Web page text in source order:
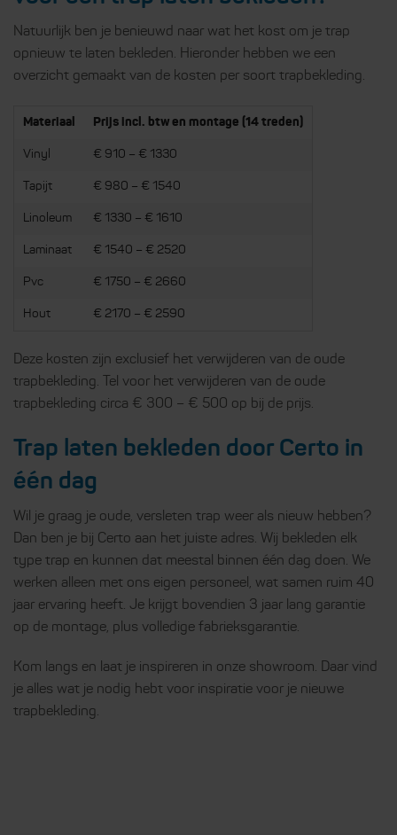
Natuurlijk ben je benieuwd naar wat het kost om je trap
opnieuw te laten bekleden. Hieronder hebben we een
overzicht gemaakt van de kosten per soort trapbekleding.
Materiaal Prijs incl. btw en montage (14 treden)
Vinyl € 910 – € 1330
Tapijt € 980 – € 1540
Linoleum € 1330 – € 1610
Laminaat € 1540 – € 2520
Pvc € 1750 – € 2660
Hout € 2170 – € 2590
Deze kosten zijn exclusief het verwijderen van de oude
trapbekleding. Tel voor het verwijderen van de oude
trapbekleding circa € 300 – € 500 op bij de prijs.
Trap laten bekleden door Certo in
één dag
Wil je graag je oude, versleten trap weer als nieuw hebben?
Dan ben je bij Certo aan het juiste adres. Wij bekleden elk
type trap en kunnen dat meestal binnen één dag doen. We
werken alleen met ons eigen personeel, wat samen ruim 40
jaar ervaring heeft. Je krijgt bovendien 3 jaar lang garantie
op de montage, plus volledige fabrieksgarantie.
Kom langs en laat je inspireren in onze showroom. Daar vind
je alles wat je nodig hebt voor inspiratie voor je nieuwe
trapbekleding.